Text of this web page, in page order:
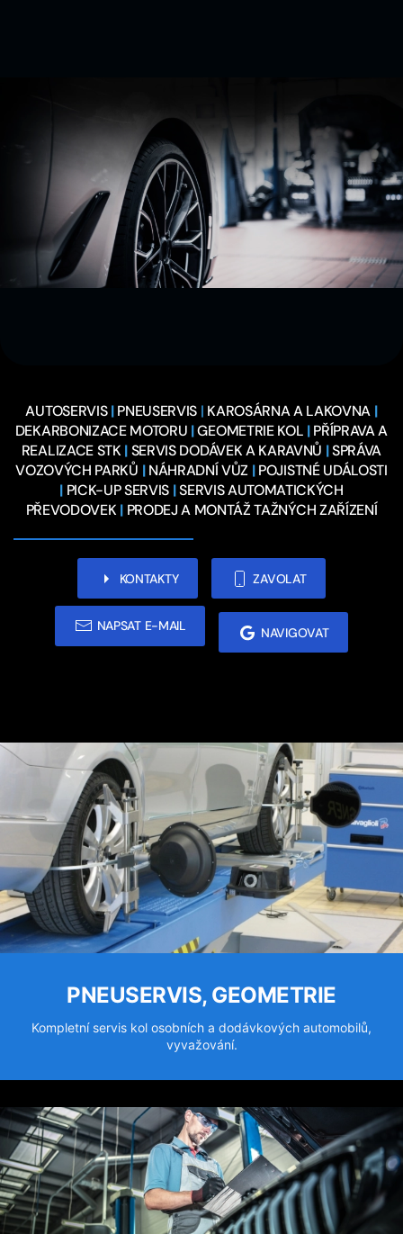
AUTOSERVIS| PNEUSERVIS | KAROSÁRNA A LAKOVNA |
DEKARBONIZACE MOTORU |GEOMETRIE KOL |PŘÍPRAVA A
REALIZACE STK |SERVIS DODÁVEK A KARAVNŮ |SPRÁVA
VOZOVÝCH PARKŮ | NÁHRADNÍ VŮZ |POJISTNÉ UDÁLOSTI
| PICK-UP SERVIS |SERVIS AUTOMATICKÝCH
PŘEVODOVEK | PRODEJ A MONTÁŽ TAŽNÝCH ZAŘÍZENÍ
KONTAKTY ZAVOLAT
NAPSAT E-MAIL NAVIGOVAT
PNEUSERVIS, GEOMETRIE
Kompletní servis kol osobních a dodávkových automobilů,
vyvažování.